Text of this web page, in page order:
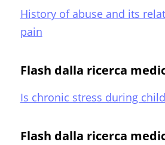
History of abuse and its
pain
Flash dalla ricerca
Is chronic stress during
Flash dalla ricerca